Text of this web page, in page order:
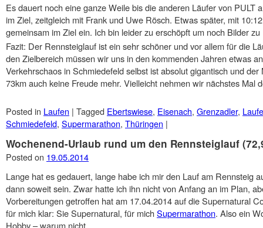
Es dauert noch eine ganze Weile bis die anderen Läufer von PULT
im Ziel, zeitgleich mit Frank und Uwe Rösch. Etwas später, mit
gemeinsam im Ziel ein. Ich bin leider zu erschöpft um noch Bilder zu
Fazit: Der Rennsteiglauf ist ein sehr schöner und vor allem für die
den Zielbereich müssen wir uns in den kommenden Jahren etwas
Verkehrschaos in Schmiedefeld selbst ist absolut gigantisch und
73km auch keine Freude mehr. Vielleicht nehmen wir nächstes Mal
Posted in Laufen | Tagged Ebertswiese, Eisenach, Grenzadler,
Schmiedefeld, Supermarathon, Thüringen |
Wochenend-Urlaub rund um den Rennsteiglauf
Posted on 19.05.2014
Lange hat es gedauert, lange habe ich mir den Lauf am Rennsteig
dann soweit sein. Zwar hatte ich ihn nicht von Anfang an im Plan,
Vorbereitungen getroffen hat am 17.04.2014 auf die Supernatural
für mich klar: Sie Supernatural, für michSupermarathon. Also ein
Hobby – warum nicht.